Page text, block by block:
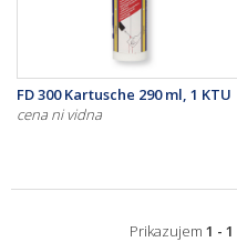
FD 300 Kartusche 290 ml, 1 KTU
cena ni vidna
Prikazujem 1 - 1